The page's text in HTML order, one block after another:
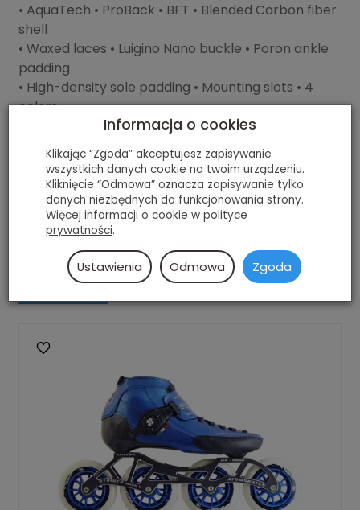
• AquaTech • ProBack • BFT • Blended Carbon fiber
shell
• Waxed laces • Luigino Nano buckle • Poron ankle
padding
• High-density sole padding • Mounting slots • 4
colors
There is possibility to create your own skate also
by STRUT model, example change STRIKER frame
to PILOT, Fighter or
change wheels to Atom Boom Road or Boom
Magic.
Polecamy
Informacja o cookies
Klikając “Zgoda” akceptujesz zapisywanie
wszystkich danych cookie na twoim urządzeniu.
Kliknięcie “Odmowa” oznacza zapisywanie tylko
danych niezbędnych do funkcjonowania strony.
Więcej informacji o cookie w polityce
prywatności.
Ustawienia Odmowa Zgoda